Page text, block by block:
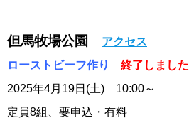
但馬牧場公園
アクセス
ローストビーフ作り 終了しました
2025年4月19日(土) 10:00～
定員8組、要申込・有料